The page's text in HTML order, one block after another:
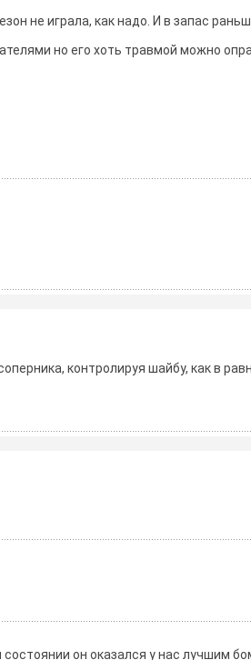
не играла, как надо. И в запас
но его хоть травмой можно
контролируя шайбу, как в
он оказался у нас лучшим